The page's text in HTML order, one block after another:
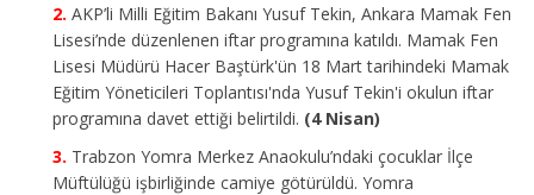
AKP’li Milli Eğitim Bakanı Yusuf Tekin, Ankara Mamak Fen
Lisesi’nde düzenlenen iftar programına katıldı. Mamak Fen
Lisesi Müdürü Hacer Baştürk'ün 18 Mart tarihindeki Mamak
Eğitim Yöneticileri Toplantısı'nda Yusuf Tekin'i okulun iftar
programına davet ettiği belirtildi. (4 Nisan)
Trabzon Yomra Merkez Anaokulu’ndaki çocuklar İlçe
Müftülüğü işbirliğinde camiye götürüldü. Yomra